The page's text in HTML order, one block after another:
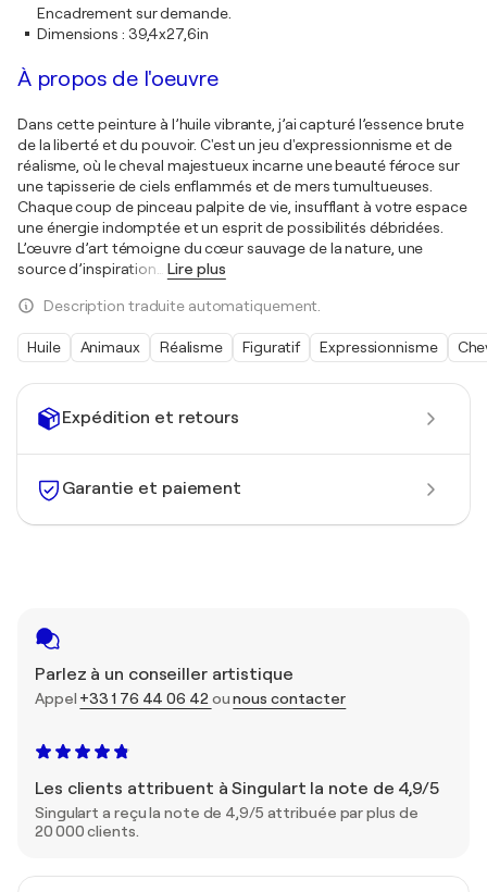
Expédition et retours
Garantie et paiement
Parlez à un conseiller artistique
Appel +33 1 76 44 06 42 ounous contacter
Les clients attribuent à Singulart la note de 4,9/5
Singulart a reçu la note de 4,9/5 attribuée par plus de
20 000 clients.
Encadrement sur demande.
Dimensions : 39,4x27,6in
À propos de l'oeuvre
Dans cette peinture à l’huile vibrante, j’ai capturé l’essence brute
de la liberté et du pouvoir. C'est un jeu d'expressionnisme et de
réalisme, où le cheval majestueux incarne une beauté féroce sur
une tapisserie de ciels enflammés et de mers tumultueuses.
Chaque coup de pinceau palpite de vie, insufflant à votre espace
une énergie indomptée et un esprit de possibilités débridées.
L’œuvre d’art témoigne du cœur sauvage de la nature, une
source d’inspiration
Lire plus
Description traduite automatiquement.
Huile Animaux Réalisme Figuratif Expressionnisme